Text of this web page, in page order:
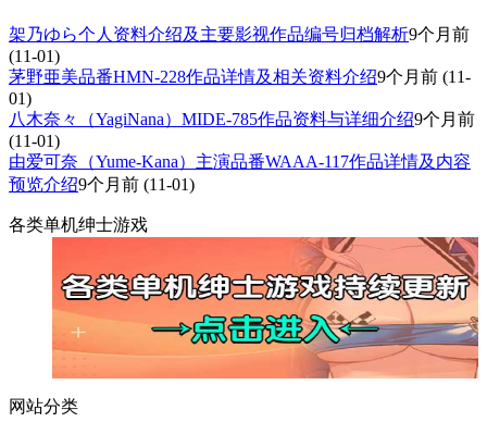
架乃ゆら个人资料介绍及主要影视作品编号归档解析9个月前
(11-01)
茅野亜美品番HMN-228作品详情及相关资料介绍9个月前 (11-
01)
八木奈々（YagiNana）MIDE-785作品资料与详细介绍9个月前
(11-01)
由爱可奈（Yume-Kana）主演品番WAAA-117作品详情及内容
预览介绍9个月前 (11-01)
各类单机绅士游戏
网站分类